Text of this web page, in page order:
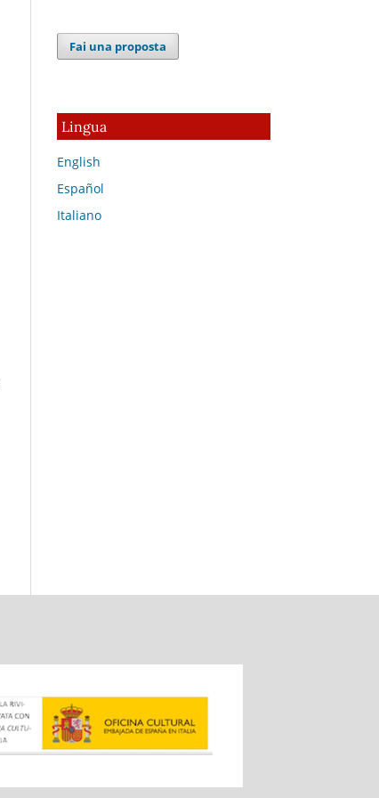
Fai una proposta
Lingua
English
Español
Italiano